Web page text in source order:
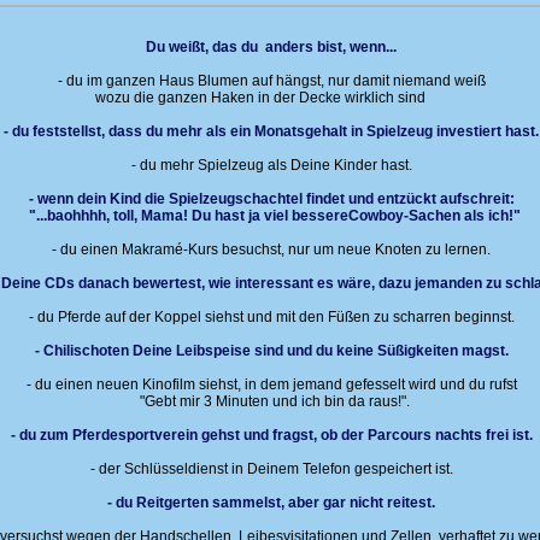
Du weißt, das du anders bist, wenn...
- du im ganzen Haus Blumen auf hängst, nur damit niemand weiß
wozu die ganzen Haken in der Decke wirklich sind
- du feststellst, dass du mehr als ein Monatsgehalt in Spielzeug investiert hast.
- du mehr Spielzeug als Deine Kinder hast.
- wenn dein Kind die Spielzeugschachtel findet und entzückt aufschreit:
"...baohhhh, toll, Mama! Du hast ja viel bessereCowboy-Sachen als ich!"
- du einen Makramé-Kurs besuchst, nur um neue Knoten zu lernen.
Deine CDs danach bewertest, wie interessant es wäre, dazu jemanden zu
- du Pferde auf der Koppel siehst und mit den Füßen zu scharren beginnst.
- Chilischoten Deine Leibspeise sind und du keine Süßigkeiten magst.
- du einen neuen Kinofilm siehst, in dem jemand gefesselt wird und du rufst
"Gebt mir 3 Minuten und ich bin da raus!".
- du zum Pferdesportverein gehst und fragst, ob der Parcours nachts frei ist.
- der Schlüsseldienst in Deinem Telefon gespeichert ist.
- du Reitgerten sammelst, aber gar nicht reitest.
wegen der Handschellen, Leibesvisitationen und Zellen, verhaftet zu